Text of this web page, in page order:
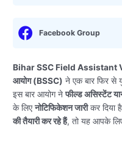
Facebook Group
Bihar SSC Field Assistant
आयोग (BSSC) ने एक बार फिर से
इस बार आयोग नेफील्ड असिस्टेंट
के लिएनोटिफिकेशन जारीकर दिया
की तैयारी कर रहे हैं, तो यह आपके